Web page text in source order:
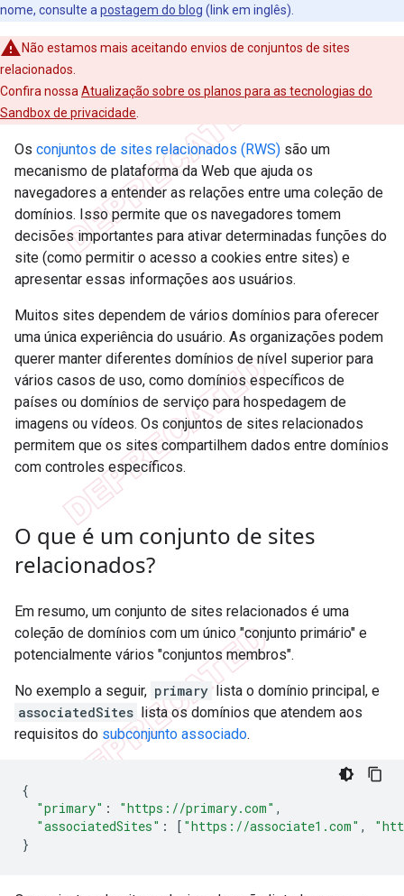
nome, consulte a postagem do blog (link em inglês).
Não estamos mais aceitando envios de conjuntos de sites
relacionados.
Confira nossa Atualização sobre os planos para as tecnologias do
Sandbox de privacidade
Os conjuntos de sites relacionados (RWS) são um
mecanismo de plataforma da Web que ajuda os
navegadores a entender as relações entre uma coleção de
domínios. Isso permite que os navegadores tomem
decisões importantes para ativar determinadas funções do
site (como permitir o acesso a cookies entre sites) e
apresentar essas informações aos usuários.
Muitos sites dependem de vários domínios para oferecer
uma única experiência do usuário. As organizações podem
querer manter diferentes domínios de nível superior para
vários casos de uso, como domínios específicos de
países ou domínios de serviço para hospedagem de
imagens ou vídeos. Os conjuntos de sites relacionados
permitem que os sites compartilhem dados entre domínios
com controles específicos.
O que é um conjunto de sites
relacionados?
Em resumo, um conjunto de sites relacionados é uma
coleção de domínios com um único "conjunto primário" e
potencialmente vários "conjuntos membros".
No exemplo a seguir, primary lista o domínio principal, e
associatedSites lista os domínios que atendem aos
requisitos do subconjunto associado.
{
"primary" : "https://primary.com" ,
"associatedSites" : [ "https://associate1.com" ,
}